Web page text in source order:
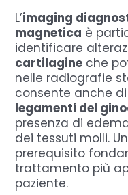
L’imaging
magnetica è
identificare
cartilagine che
nelle radiografie
consente anche
legamenti del
presenza di
dei tessuti molli.
prerequisito
trattamento più
paziente.